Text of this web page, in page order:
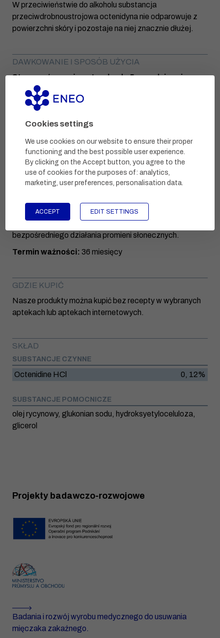
Cookies settings
We use cookies on our website to ensure their proper
functioning and the best possible user experience.
By clicking on the Accept button, you agree to the
use of cookies for the purposes of:analytics,
marketing, user preferences, personalisation data.
ACCEPT EDIT SETTINGS
SKŁAD
SUBSTANCJE CZYNNE
Octenidine HCl 0, 12%
SUBSTANCJE POMOCNICZE
olej rycynowy, glukonian sodu, hydroksyetyloceluloza,
glicerol
W przeciwieństwie do alkoholu substancja
przeciwdrobnoustrojowa octenidyna nie odparowuje z
powierzchni skóry i pozostaje na niej znacznie dłużej.
DAWKOWANIE I SPOSÓB UŻYCIA
Stosować w razie potrzeby do 5 razy dziennie.
Nanieść równomiernie na wybrany obszar, naciskając
aplikator 1-3 razy, i pozostawić do działania.
Nie stosować na żadną błonę śluzową inną niż błona
Nie stosować jednocześnie z produktami zawierającymi
jod PVP lub anionowe środki powierzchniowo czynne.
Przechowywać w miejscu niedostępnym dla dzieci.
Przechowywać w temperaturze 5-25°C, z dala od
bezpośredniego działania promieni słonecznych.
Termin ważności: 36 miesięcy
GDZIE KUPIĆ
Nasze produkty można kupić bez recepty w wybranych
aptekach lub aptekach internetowych.
Projekty badawczo-rozwojowe
Badania i rozwój wyrobu medycznego do usuwania
mięczaka zakaźnego.